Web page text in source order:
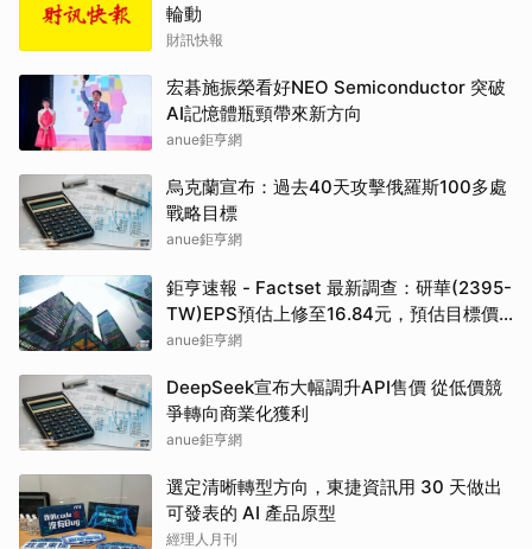
輪動
財訊快報
宏碁施振榮看好NEO Semiconductor 突破
AI記憶體瓶頸帶來新方向
anue鉅亨網
烏克蘭宣布：過去40天攻擊俄羅斯100多處
戰略目標
anue鉅亨網
鉅亨速報 - Factset 最新調查：研華(2395-
TW)EPS預估上修至16.84元，預估目標價
為550元
anue鉅亨網
DeepSeek宣布大幅調升API售價 從低價競
爭轉向商業化獲利
anue鉅亨網
選定清晰轉型方向，東捷資訊用 30 天做出
可發表的 AI 產品原型
經理人月刊